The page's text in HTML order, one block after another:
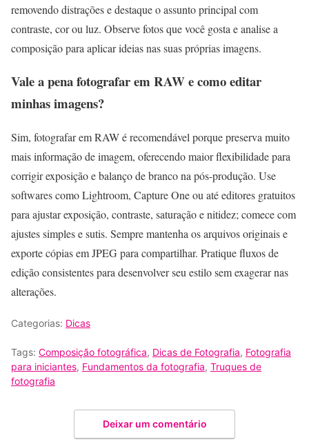
removendo distrações e destaque o assunto principal com
contraste, cor ou luz. Observe fotos que você gosta e analise a
composição para aplicar ideias nas suas próprias imagens.
Vale a pena fotografar em RAW e como editar
minhas imagens?
Sim, fotografar em RAW é recomendável porque preserva muito
mais informação de imagem, oferecendo maior flexibilidade para
corrigir exposição e balanço de branco na pós-produção. Use
softwares como Lightroom, Capture One ou até editores gratuitos
para ajustar exposição, contraste, saturação e nitidez; comece com
ajustes simples e sutis. Sempre mantenha os arquivos originais e
exporte cópias em JPEG para compartilhar. Pratique fluxos de
edição consistentes para desenvolver seu estilo sem exagerar nas
alterações.
Categorias: Dicas
Tags: Composição fotográfica, Dicas de Fotografia, Fotografia
para iniciantes, Fundamentos da fotografia, Truques de
fotografia
Deixar um comentário